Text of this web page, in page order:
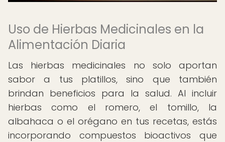
Uso de Hierbas Medicinales en la
Alimentación Diaria
Las hierbas medicinales no solo aportan
sabor a tus platillos, sino que también
brindan beneficios para la salud. Al incluir
hierbas como el romero, el tomillo, la
albahaca o el orégano en tus recetas, estás
incorporando compuestos bioactivos que